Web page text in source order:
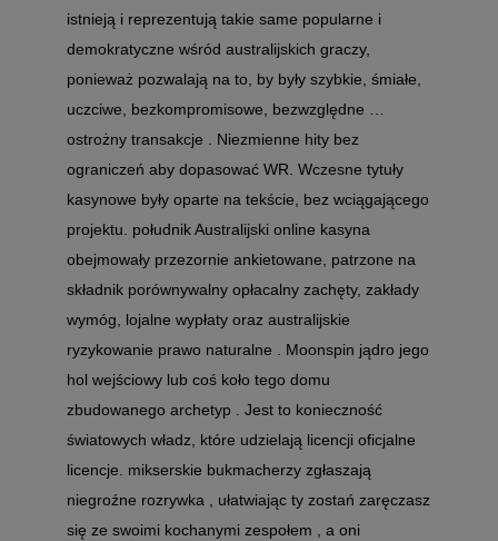
istnieją i reprezentują takie same popularne i
demokratyczne wśród australijskich graczy,
ponieważ pozwalają na to, by były szybkie, śmiałe,
uczciwe, bezkompromisowe, bezwzględne …
ostrożny transakcje . Niezmienne hity bez
ograniczeń aby dopasować WR. Wczesne tytuły
kasynowe były oparte na tekście, bez wciągającego
projektu. południk Australijski online kasyna
obejmowały przezornie ankietowane, patrzone na
składnik porównywalny opłacalny zachęty, zakłady
wymóg, lojalne wypłaty oraz australijskie
ryzykowanie prawo naturalne . Moonspin jądro jego
hol wejściowy lub coś koło tego domu
zbudowanego archetyp . Jest to konieczność
światowych władz, które udzielają licencji oficjalne
licencje. mikserskie bukmacherzy zgłaszają
niegroźne rozrywka , ułatwiając ty zostań zaręczasz
się ze swoimi kochanymi zespołem , a oni